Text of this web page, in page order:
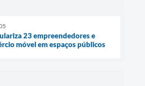
23 empreendedores e
móvel em espaços públicos